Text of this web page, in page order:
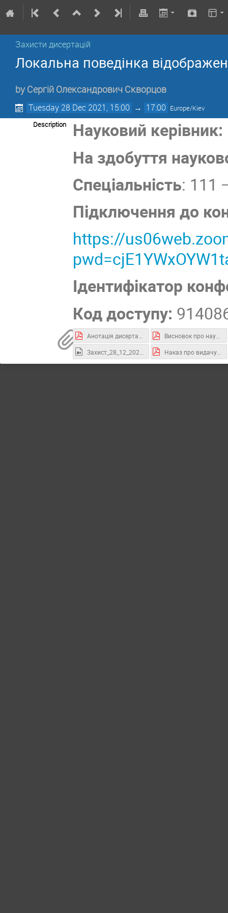
Захисти дисертацій
Локальна поведінка
byСергій Олександрович Скворцов
Tuesday 28 Dec 2021, 15:00 → 17:00 Europe/Kiev
Description
Науковий керівник:
На здобуття
Спеціальність: 111
Підключення до
https://
Ідентифікатор
Код доступу: